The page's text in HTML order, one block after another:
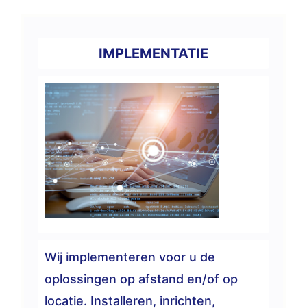
IMPLEMENTATIE
Wij implementeren voor u de
oplossingen op afstand en/of op
locatie. Installeren, inrichten,